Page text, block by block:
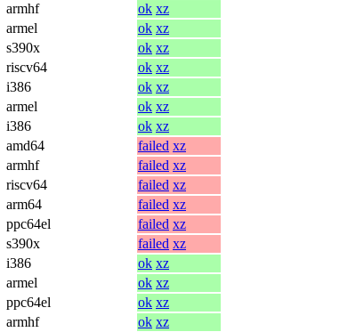
armhf ok xz
armel ok xz
s390x ok xz
riscv64 ok xz
i386 ok xz
armel ok xz
i386 ok xz
amd64 failed xz
armhf failed xz
riscv64 failed xz
arm64 failed xz
ppc64el failed xz
s390x failed xz
i386 ok xz
armel ok xz
ppc64el ok xz
armhf ok xz